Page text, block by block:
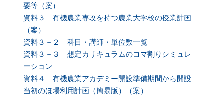
要等（案）
資料３ 有機農業専攻を持つ農業大学校の授業計画
（案）
資料３－２ 科目・講師・単位数一覧
資料３－３ 想定カリキュラムのコマ割りシミュレ
ーション
資料４ 有機農業アカデミー開設準備期間から開設
当初のほ場利用計画（簡易版）（案）